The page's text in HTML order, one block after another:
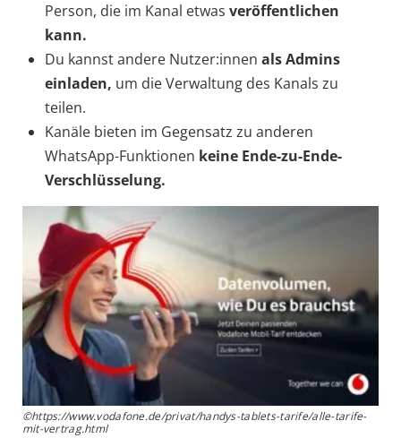
Person, die im Kanal etwas veröffentlichen
kann.
Du kannst andere Nutzer:innen als Admins
einladen, um die Verwaltung des Kanals zu
teilen.
Kanäle bieten im Gegensatz zu anderen
WhatsApp-Funktionen keine Ende-zu-Ende-
Verschlüsselung.
©https://www.vodafone.de/privat/handys-tablets-tarife/alle-tarife-
mit-vertrag.html